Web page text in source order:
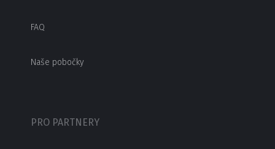
FAQ
Naše pobočky
PRO PARTNERY